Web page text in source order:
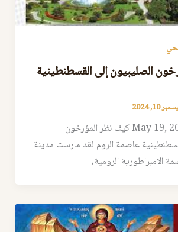
الصليبيون إلى القسطنطينية
10, 2024
May 19, 2022, 12:20 pm كيف نظر المؤرخون
الصليبيون إلى القسطنطينية عاصمة الروم ‏‎لقد مارست مدينة
الامبراطورية الرومية،